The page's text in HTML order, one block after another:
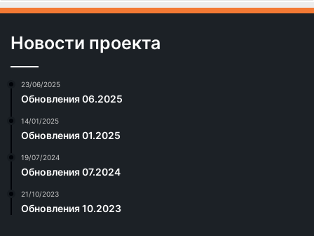
Новости проекта
23/06/2025
Обновления 06.2025
14/01/2025
Обновления 01.2025
19/07/2024
Обновления 07.2024
21/10/2023
Обновления 10.2023